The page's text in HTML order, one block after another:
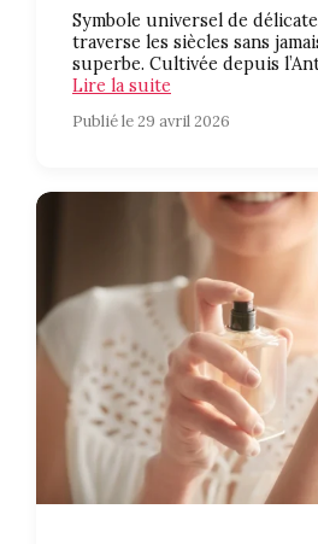
Symbole universel de
traverse les siècles sans
superbe. Cultivée depuis
Lire la suite
Publié le 29 avril 2026